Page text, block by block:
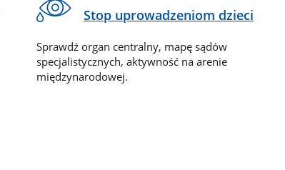
Stop uprowadzeniom dzieci
Sprawdź organ centralny, mapę sądów
specjalistycznych, aktywność na arenie
międzynarodowej.